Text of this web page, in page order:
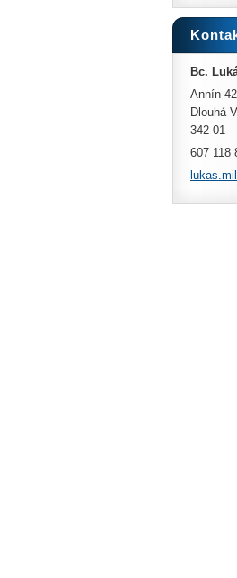
Bc.
Annín 42
Dlouhá
342 01
607 118
lukas.mi